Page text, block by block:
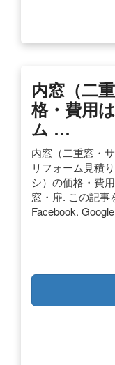
内窓（二
格・費用
ム …
内窓（二重窓・
リフォーム見積
シ）の価格・費
窓・扉. ︎この記事
Facebook.